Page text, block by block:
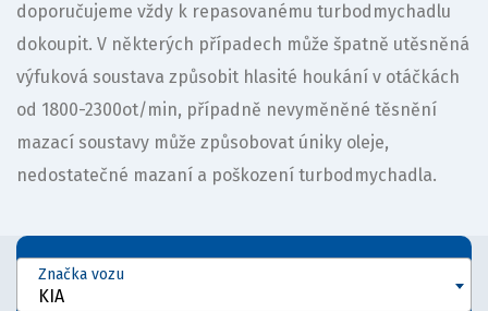
doporučujeme vždy k repasovanému turbodmychadlu
dokoupit. V některých případech může špatně utěsněná
výfuková soustava způsobit hlasité houkání v otáčkách
od 1800-2300ot/min, případně nevyměněné těsnění
mazací soustavy může způsobovat úniky oleje,
nedostatečné mazaní a poškození turbodmychadla.
KIA
Značka vozu